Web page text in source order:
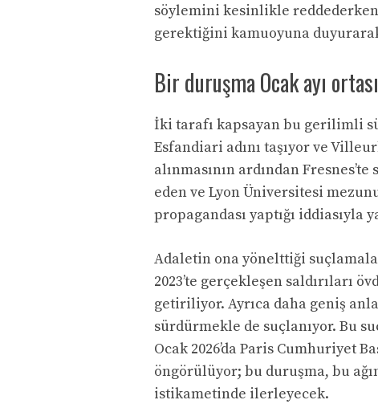
söylemini kesinlikle
gerektiğini kamuoyuna
Bir duruşma Ocak ayı
İki tarafı kapsayan bu gerilimli
Esfandiari adını taşıyor ve
alınmasının ardından
eden ve Lyon Üniversitesi
propagandası yaptığı iddiasıyla
Adaletin ona yönelttiği
2023’te gerçekleşen saldırıları
getiriliyor. Ayrıca daha geniş
sürdürmekle de suçlanıyor. Bu
Ocak 2026’da Paris Cumhuriyet
öngörülüyor; bu duruşma, bu
istikametinde ilerleyecek.